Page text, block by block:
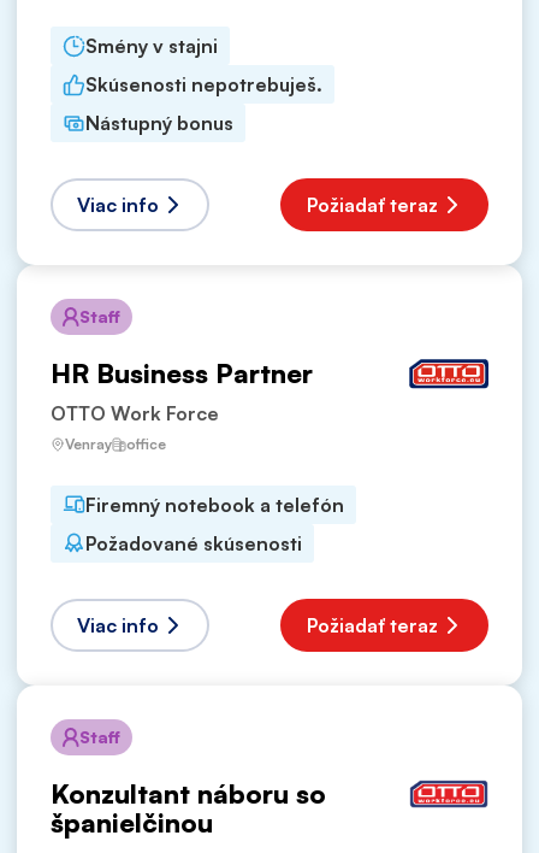
Smény v stajni
Skúsenosti nepotrebuješ.
Nástupný bonus
Viac info Požiadať teraz
Staff
HR Business Partner
OTTO Work Force
Venray office
Firemný notebook a telefón
Požadované skúsenosti
Viac info Požiadať teraz
Staff
Konzultant náboru so
španielčinou